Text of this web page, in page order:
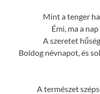
Mint a tenger
Émi, ma a
A szeretet
Boldog névnapot, és
A természet